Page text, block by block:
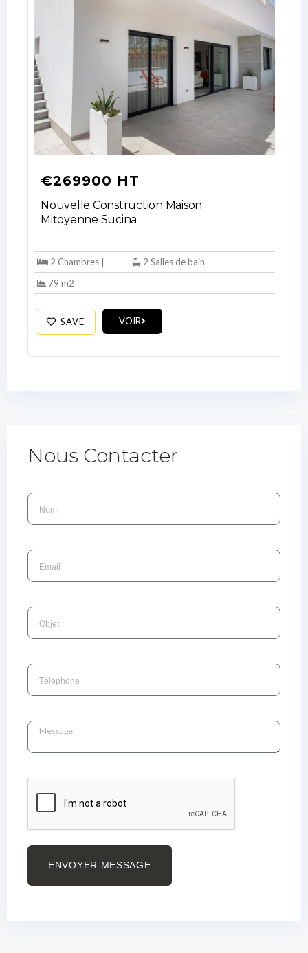
€269900 HT
Nouvelle Construction Maison
Mitoyenne Sucina
2 Chambres |
2 Salles de bain
79 m2
SAVE VOIR
Nous Contacter
ENVOYER MESSAGE
Username
Password
LOGIN
No apps configured. Please contact
your administrator.
Lost your password?